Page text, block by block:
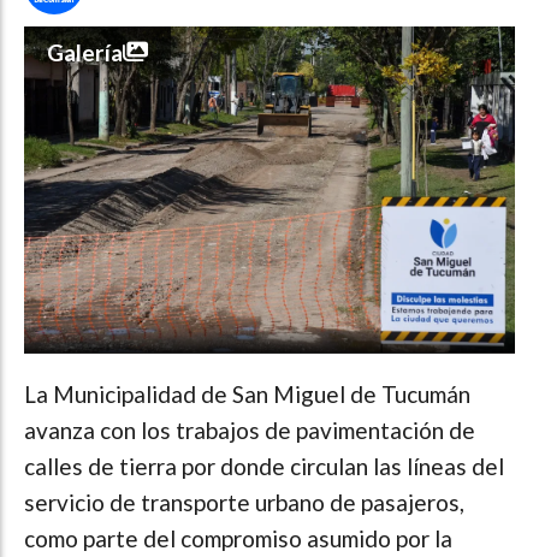
Galería
La Municipalidad de San Miguel de Tucumán
avanza con los trabajos de pavimentación de
calles de tierra por donde circulan las líneas del
servicio de transporte urbano de pasajeros,
como parte del compromiso asumido por la